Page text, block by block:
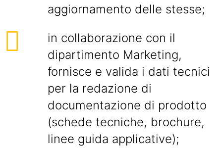
aggiornamento delle stesse;
in collaborazione con il
dipartimento Marketing,
fornisce e valida i dati tecnici
per la redazione di
documentazione di prodotto
(schede tecniche, brochure,
linee guida applicative);